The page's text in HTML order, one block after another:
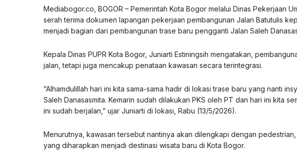
Mediabogor.co, BOGOR – Pemerintah Kota Bogor melalui Dinas Pekerjaan
serah terima dokumen lapangan pekerjaan pembangunan Jalan Batutulis
menjadi bagian dari pembangunan trase baru pengganti Jalan Saleh
Kepala Dinas PUPR Kota Bogor, Juniarti Estiningsih mengatakan,
jalan, tetapi juga mencakup penataan kawasan secara terintegrasi.
“Alhamdulillah hari ini kita sama-sama hadir di lokasi trase baru yang nanti
Saleh Danasasmita. Kemarin sudah dilakukan PKS oleh PT dan hari ini kita
ini sudah berjalan,” ujar Juniarti di lokasi, Rabu (13/5/2026).
Menurutnya, kawasan tersebut nantinya akan dilengkapi dengan
yang diharapkan menjadi destinasi wisata baru di Kota Bogor.